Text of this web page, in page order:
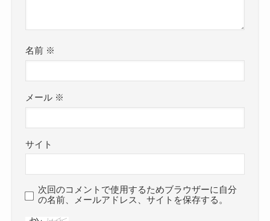
名前 ※
メール ※
サイト
次回のコメントで使用するためブラウザーに自分
の名前、メールアドレス、サイトを保存する。